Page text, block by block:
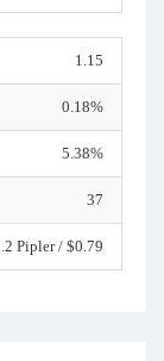
1.15
0.18%
5.38%
37
Pipler / $0.79